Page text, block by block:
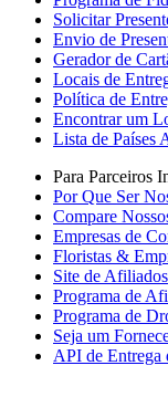
Solicitar
Envio de
Gerador de
Locais de
Política de
Encontrar um
Lista de Países
Para Parceiros
Por Que Ser
Compare
Empresas de
Floristas &
Site de Afiliados
Programa de
Programa de
Seja um
API de Entrega